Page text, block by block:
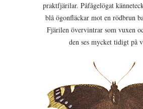
praktfjärilar. Påfågelögat
blå ögonfläckar mot en rödbrun
Fjärilen övervintrar som vuxen
den ses mycket tidigt på